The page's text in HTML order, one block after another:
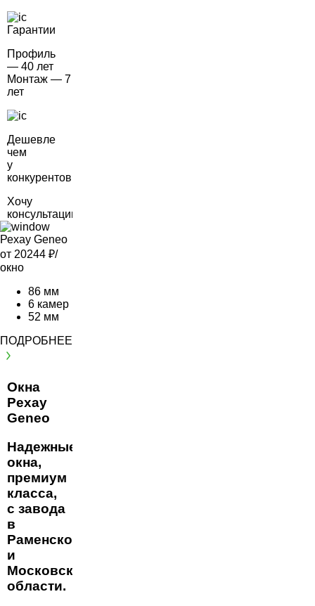
Гарантии
Профиль
— 40 лет
Монтаж — 7
лет
Дешевле
чем
у
конкурентов
Хочу
консультацию
Рехау Geneo
от 20244 ₽/
окно
86 мм
6 камер
52 мм
ПОДРОБНЕЕ
Окна
Рехау
Geneo
Надежные
окна,
премиум
класса,
с завода
в
Раменском
и
Московской
области.